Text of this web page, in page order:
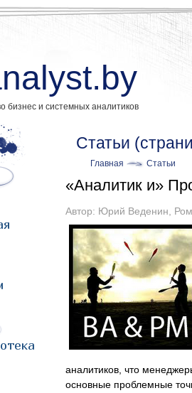
бизнес и системных аналитиков
Статьи
Главная Статьи
«Аналитик и»
Автор: Юрий Веденин
аналитиков, что
основные проблемные